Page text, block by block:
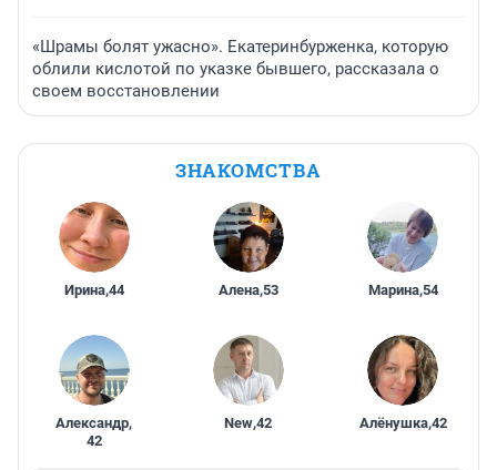
«Шрамы болят ужасно». Екатеринбурженка, которую
облили кислотой по указке бывшего, рассказала о
своем восстановлении
ЗНАКОМСТВА
Ирина,44 Алена,53 Марина,54
Александр,
42
New,42 Алёнушка,42